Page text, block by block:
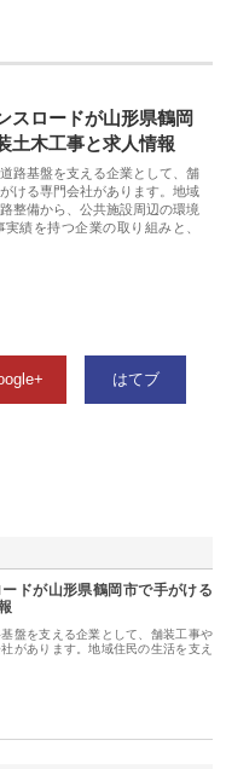
スロードが山形県鶴岡
土木工事と求人情報
路基盤を支える企業として、舗
ける専門会社があります。地域
整備から、公共施設周辺の環境
績を持つ企業の取り組みと、
はてブ
ドが山形県鶴岡市で手がける
盤を支える企業として、舗装工事や
があります。地域住民の生活を支え